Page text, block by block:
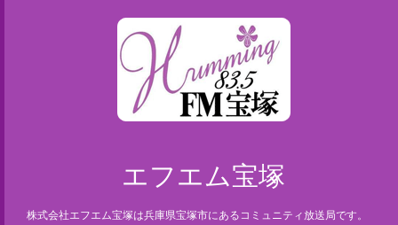
エフエム宝塚
株式会社エフエム宝塚は兵庫県宝塚市にあるコミュニティ放送局です。